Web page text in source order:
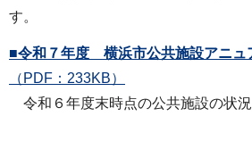
す。
■令和７年度 横浜市公共施設アニュ
（PDF：233KB）
令和６年度末時点の公共施設の状況